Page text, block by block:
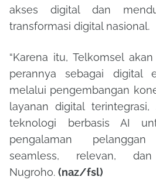
akses digital dan
transformasi digital nasional.
“Karena itu, Telkomsel
perannya sebagai digital
melalui pengembangan
layanan digital terintegrasi,
teknologi berbasis AI
pengalaman
seamless, relevan,
Nugroho. (naz/fsl)